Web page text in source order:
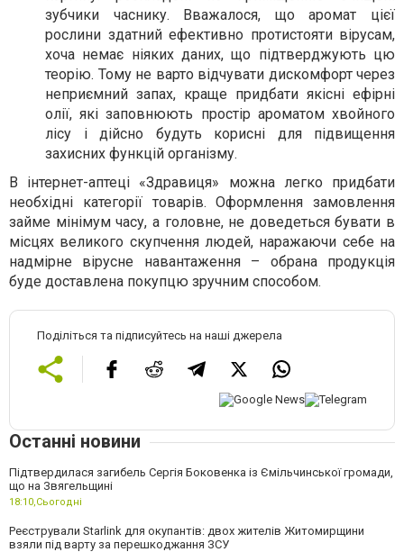
зубчики часнику. Вважалося, що аромат цієї
рослини здатний ефективно протистояти вірусам,
хоча немає ніяких даних, що підтверджують цю
теорію. Тому не варто відчувати дискомфорт через
неприємний запах, краще придбати якісні ефірні
олії, які заповнюють простір ароматом хвойного
лісу і дійсно будуть корисні для підвищення
захисних функцій організму.
В інтернет-аптеці «Здравиця» можна легко придбати
необхідні категорії товарів. Оформлення замовлення
займе мінімум часу, а головне, не доведеться бувати в
місцях великого скупчення людей, наражаючи себе на
надмірне вірусне навантаження – обрана продукція
буде доставлена ​​покупцю зручним способом.
Поділіться та підписуйтесь на наші джерела
Останні новини
Підтвердилася загибель Сергія Боковенка із Ємільчинської громади,
що на Звягельщині
18:10, Сьогодні
Реєстрували Starlink для окупантів: двох жителів Житомирщини
взяли під варту за перешкоджання ЗСУ